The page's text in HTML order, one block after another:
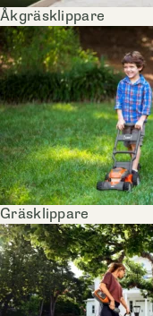
Åkgräsklippare
Gräsklippare